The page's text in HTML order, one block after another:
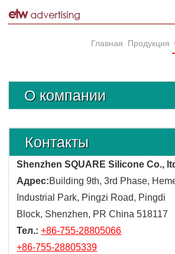
Главная Продукция
О компании
Контакты
Shenzhen SQUARE Silicone Co.,
Адрес:Building 9th, 3rd Phase,
Industrial Park, Pingzi Road, Pingdi
Block, Shenzhen, PR China 518117
Тел.: +86-755-28805066
+86-755-28805339